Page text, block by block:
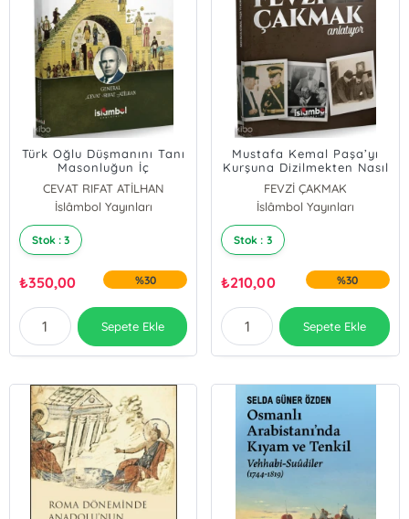
Türk Oğlu Düşmanını Tanı
Masonluğun İç
Yüzü;Mareşal Fevzi
Çakmak Anlatıyor
CEVAT RIFAT ATİLHAN
İslâmbol Yayınları
Stok : 3
₺350,00 %30
Sepete Ekle
Mustafa Kemal Paşa’yı
Kurşuna Dizilmekten Nasıl
Kurtardım?;Mareşal Fevzi
Çakmak Anlatıyor
FEVZİ ÇAKMAK
İslâmbol Yayınları
Stok : 3
₺210,00 %30
Sepete Ekle